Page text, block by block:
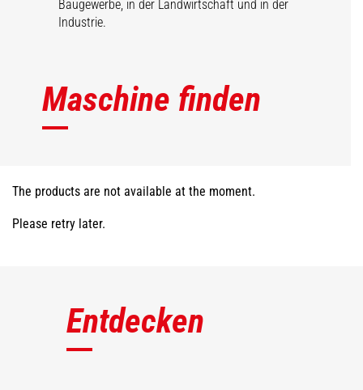
Baugewerbe, in der Landwirtschaft und in der
Industrie.
Maschine finden
The products are not available at the moment.
Please retry later.
Entdecken